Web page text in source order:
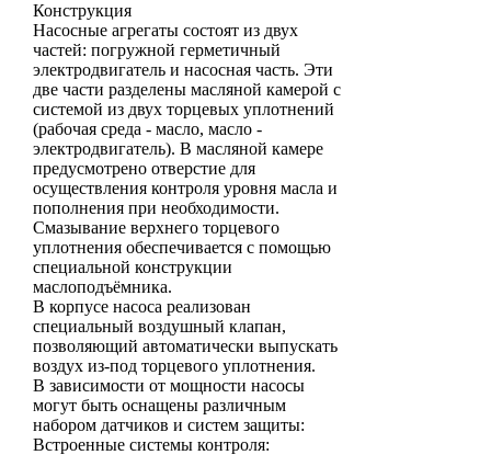
Конструкция
Насосные агрегаты состоят из двух
частей: погружной герметичный
электродвигатель и насосная часть. Эти
две части разделены масляной камерой с
системой из двух торцевых уплотнений
(рабочая среда - масло, масло -
электродвигатель). В масляной камере
предусмотрено отверстие для
осуществления контроля уровня масла и
пополнения при необходимости.
Смазывание верхнего торцевого
уплотнения обеспечивается с помощью
специальной конструкции
маслоподъёмника.
В корпусе насоса реализован
специальный воздушный клапан,
позволяющий автоматически выпускать
воздух из-под торцевого уплотнения.
В зависимости от мощности насосы
могут быть оснащены различным
набором датчиков и систем защиты:
Встроенные системы контроля: